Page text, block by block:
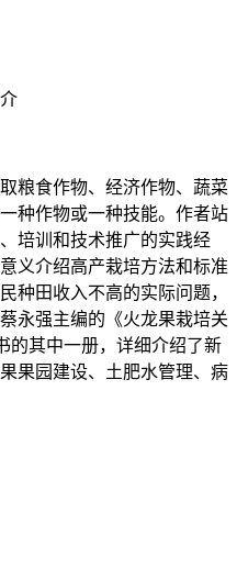
粮食作物、经济作物、蔬菜
种作物或一种技能。作者站
培训和技术推广的实践经
义介绍高产栽培方法和标准
种田收入不高的实际问题，
永强主编的《火龙果栽培关
的其中一册，详细介绍了新
果园建设、土肥水管理、病